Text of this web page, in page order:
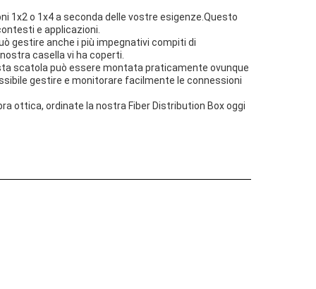
1x2 o 1x4 a seconda delle vostre esigenze.Questo
e applicazioni.
gestire anche i più impegnativi compiti di
casella vi ha coperti.
scatola può essere montata praticamente ovunque
gestire e monitorare facilmente le connessioni
ottica, ordinate la nostra Fiber Distribution Box oggi